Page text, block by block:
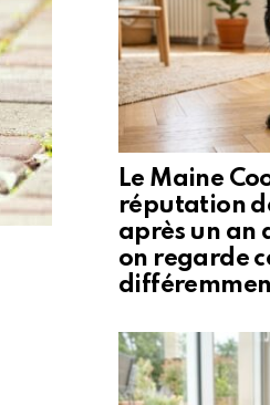
Le Maine
réputation
après un an
on regarde